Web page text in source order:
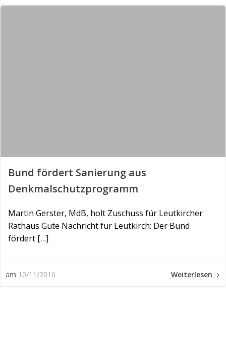
Bund fördert Sanierung aus
Denkmalschutzprogramm
Martin Gerster, MdB, holt Zuschuss für Leutkircher
Rathaus Gute Nachricht für Leutkirch: Der Bund
fördert […]
am 10/11/2016 Weiterlesen